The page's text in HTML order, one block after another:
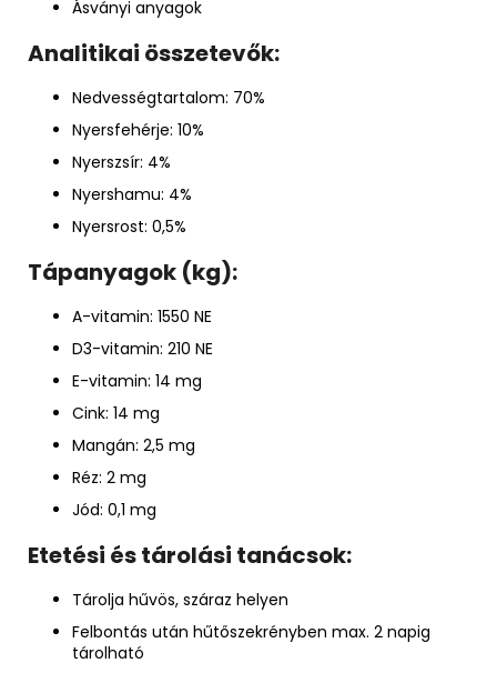
Ásványi anyagok
Analitikai összetevők:
Nedvességtartalom: 70%
Nyersfehérje: 10%
Nyerszsír: 4%
Nyershamu: 4%
Nyersrost: 0,5%
Tápanyagok (kg):
A-vitamin: 1550 NE
D3-vitamin: 210 NE
E-vitamin: 14 mg
Cink: 14 mg
Mangán: 2,5 mg
Réz: 2 mg
Jód: 0,1 mg
Etetési és tárolási tanácsok:
Tárolja hűvös, száraz helyen
Felbontás után hűtőszekrényben max. 2 napig
tárolható